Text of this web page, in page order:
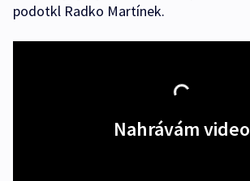
podotkl Radko Martínek.
Nahrávám video